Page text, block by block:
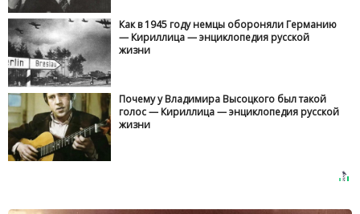
Как в 1945 году немцы обороняли Германию
— Кириллица — энциклопедия русской
жизни
Почему у Владимира Высоцкого был такой
голос — Кириллица — энциклопедия русской
жизни